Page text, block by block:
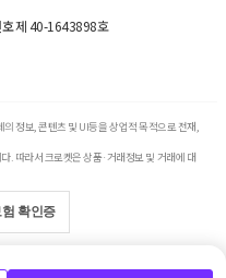
제 40-1643898호
정보, 콘텐츠 및 UI등을 상업적 목적으로 전재,
. 따라서 크로켓은 상품·거래정보 및 거래에 대
확인증